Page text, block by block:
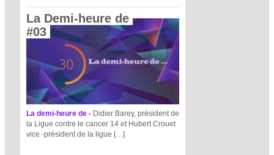
La Demi-heure de
#03
La demi-heure de - Didier Barey, président de
la Ligue contre le cancer 14 et Hubert Crouet
vice -président de la ligue […]